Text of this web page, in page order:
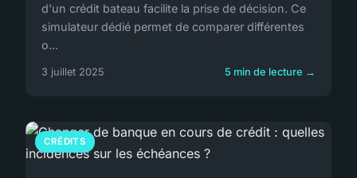
d'un crédit bateau facilite la prise de décision. Ce
simulateur dédié permet de comparer différentes
o...
3 juillet 2025 5 min de lecture →
CRÉDITS